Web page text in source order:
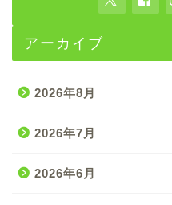
アーカイブ
2026年8月
2026年7月
2026年6月